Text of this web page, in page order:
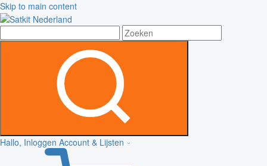
Skip to main content
Hallo, Inloggen Account & Lijsten